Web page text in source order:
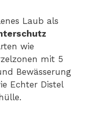
Laub als
wie
mit 5
Bewässerung
Echter Distel